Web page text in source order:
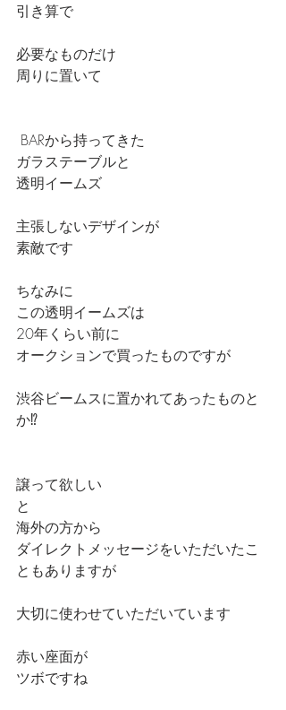
引き算で
必要なものだけ
周りに置いて
BARから持ってきた
ガラステーブルと
透明イームズ
主張しないデザインが
素敵です
ちなみに
この透明イームズは
20年くらい前に
オークションで買ったものですが
渋谷ビームスに置かれてあったものと
か⁉️
譲って欲しい
と
海外の方から
ダイレクトメッセージをいただいたこ
ともありますが
大切に使わせていただいています
赤い座面が
ツボですね